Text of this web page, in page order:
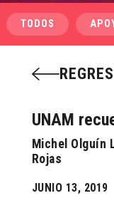
TODOS
UNAM
Michel Olguín
Rojas
JUNIO 13, 2019